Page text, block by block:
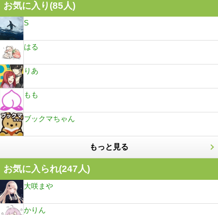
お気に入り(85人)
S
はる
りあ
もも
ブックマちゃん
もっと見る
お気に入られ(247人)
大咲まや
かりん